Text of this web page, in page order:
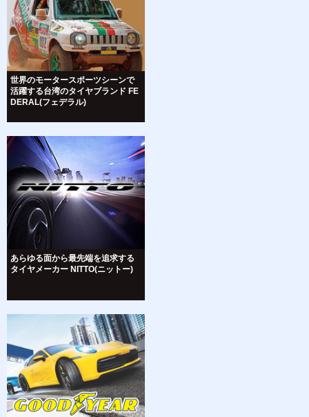
世界のモータースポーツシーンで
活躍する台湾のタイヤブランド FE
DERAL(フェデラル)
あらゆる面から最先端を追求する
タイヤメーカー NITTO(ニットー)